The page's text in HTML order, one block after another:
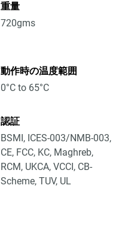
重量
720gms
動作時の温度範囲
0°C to 65°C
認証
BSMI, ICES-003/NMB-003,
CE, FCC, KC, Maghreb,
RCM, UKCA, VCCI, CB-
Scheme, TUV, UL